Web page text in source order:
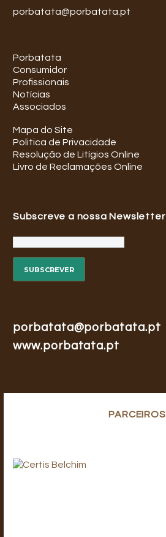
porbatata@porbatata.pt
Porbatata
Consumidor
Profissionais
Notícias
Associados
Mapa do Site
Politica de Privacidade
Resolução de Litígios Online
Livro de Reclamações Online
Subscreve a nossa Newsletter
porbatata@porbatata.pt
www.porbatata.pt
PARCEIROS